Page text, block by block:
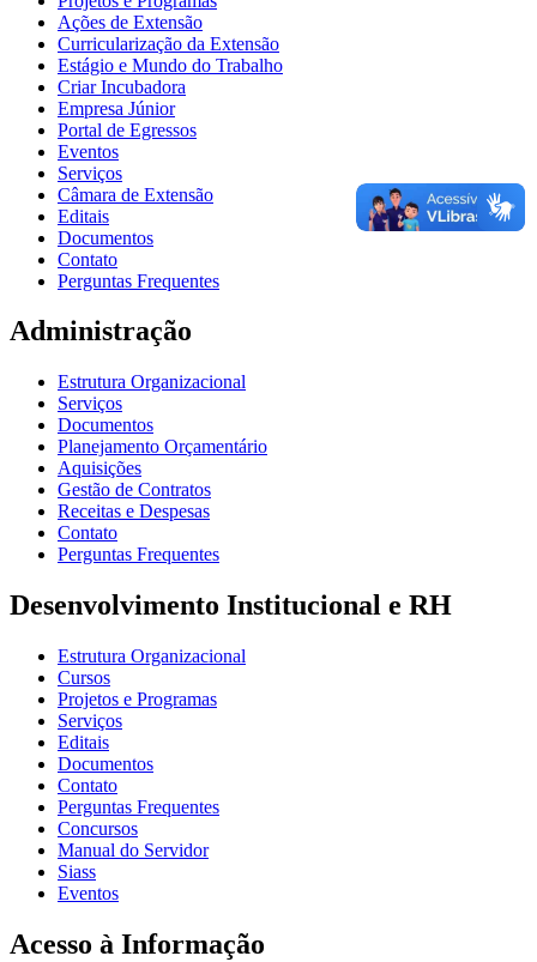
Ações de Extensão
Curricularização da Extensão
Estágio e Mundo do Trabalho
Criar Incubadora
Empresa Júnior
Portal de Egressos
Eventos
Serviços
Câmara de Extensão
Editais
Documentos
Contato
Perguntas Frequentes
Administração
Estrutura Organizacional
Serviços
Documentos
Planejamento Orçamentário
Aquisições
Gestão de Contratos
Receitas e Despesas
Contato
Perguntas Frequentes
Desenvolvimento Institucional e RH
Estrutura Organizacional
Cursos
Projetos e Programas
Serviços
Editais
Documentos
Contato
Perguntas Frequentes
Concursos
Manual do Servidor
Siass
Eventos
Acesso à Informação